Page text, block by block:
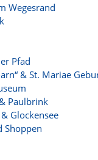
Wegesrand
Pfad
& St. Mariae
Paulbrink
Glockensee
Shoppen